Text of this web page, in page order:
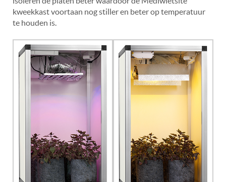
kweekkast voortaan nog stiller en beter op temperatuur
te houden is.